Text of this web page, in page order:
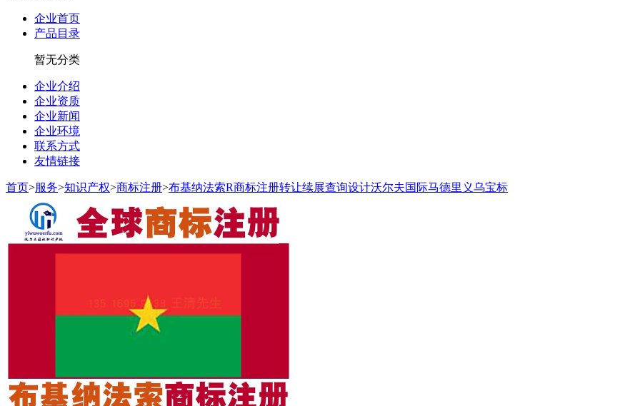
企业首页
产品目录
暂无分类
企业介绍
企业资质
企业新闻
企业环境
联系方式
友情链接
首页>服务>知识产权>商标注册>布基纳法索R商标注册转让续展查询设计沃尔夫国际马德里义乌宝标